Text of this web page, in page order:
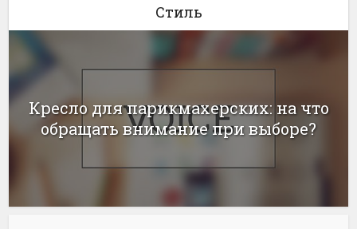
Стиль
Кресло для парикмахерских: на что
обращать внимание при выборе?